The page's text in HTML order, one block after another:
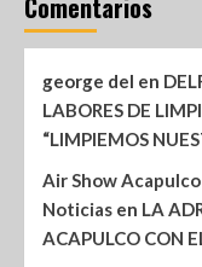
Comentarios
george del en
LABORES DE
“LIMPIEMOS
Air Show
Noticias en LA
ACAPULCO CON